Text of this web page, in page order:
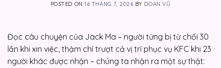
POSTED ON16 THÁNG 7, 2026 BY DOAN VŨ
Đọc câu chuyện của Jack Ma – người từng bị từ chối 30
lần khi xin việc, thậm chí trượt cả vị trí phục vụ KFC khi 23
người khác được nhận – chúng ta nhận ra một sự thật: